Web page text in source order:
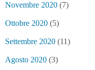
Novembre 2020 (7)
Ottobre 2020 (5)
Settembre 2020 (11)
Agosto 2020 (3)